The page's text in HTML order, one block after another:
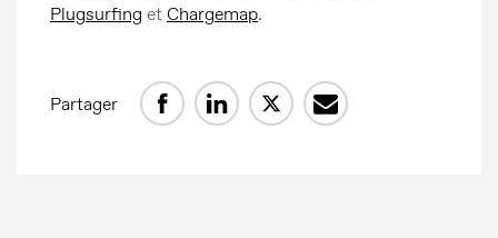
Plugsurfing etChargemap.
Partager